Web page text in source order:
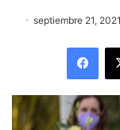
septiembre 21, 2021